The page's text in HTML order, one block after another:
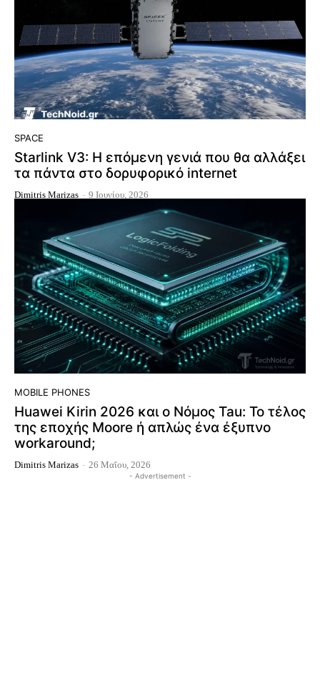
SPACE
Starlink V3: Η επόμενη γενιά που θα αλλάξει
τα πάντα στο δορυφορικό internet
Dimitris Marizas - 9 Ιουνίου, 2026
MOBILE PHONES
Huawei Kirin 2026 και ο Νόμος Tau: Το τέλος
της εποχής Moore ή απλώς ένα έξυπνο
workaround;
Dimitris Marizas - 26 Μαΐου, 2026
- Advertisement -